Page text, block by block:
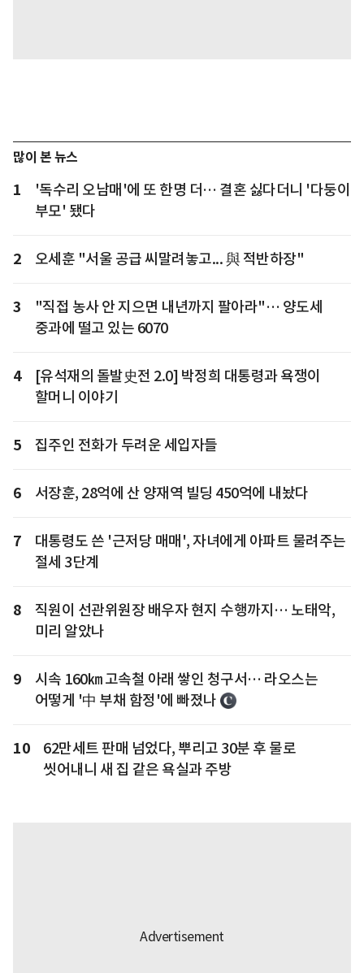
많이 본 뉴스
1
'독수리 오남매'에 또 한명 더… 결혼 싫다더니 '다둥이
부모' 됐다
2 오세훈 "서울 공급 씨말려놓고... 與 적반하장"
3
"직접 농사 안 지으면 내년까지 팔아라"… 양도세
중과에 떨고 있는 6070
4
[유석재의 돌발史전 2.0] 박정희 대통령과 욕쟁이
할머니 이야기
5 집주인 전화가 두려운 세입자들
6 서장훈, 28억에 산 양재역 빌딩 450억에 내놨다
7
대통령도 쓴 '근저당 매매', 자녀에게 아파트 물려주는
절세 3단계
8
직원이 선관위원장 배우자 현지 수행까지… 노태악,
미리 알았나
9
시속 160㎞ 고속철 아래 쌓인 청구서… 라오스는
어떻게 '中 부채 함정'에 빠졌나
10
62만세트 판매 넘었다, 뿌리고 30분 후 물로
씻어내니 새 집 같은 욕실과 주방